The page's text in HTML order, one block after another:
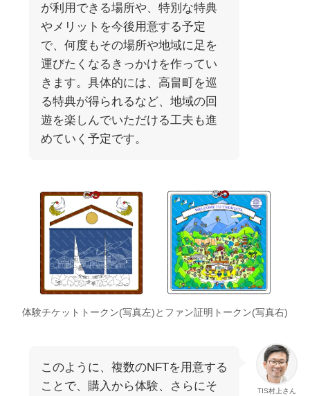
が利用できる場所や、特別な特典
やメリットを今後用意する予定
で、何度もその場所や地域に足を
運びたくなるきっかけを作ってい
きます。具体的には、高畠町を巡
る特典が得られるなど、地域の回
遊を楽しんでいただける工夫も進
めていく予定です。
体験チケットトークン(写真左)とファン証明トークン(写真右)
TIS村上さん
このように、複数のNFTを用意する
ことで、購入から体験、さらにそ